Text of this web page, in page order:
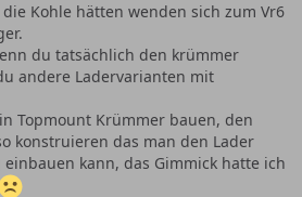
Kohle hätten wenden sich zum Vr6
du tatsächlich den krümmer
andere Ladervarianten mit
Topmount Krümmer bauen, den
konstruieren das man den Lader
kann, das Gimmick hatte ich